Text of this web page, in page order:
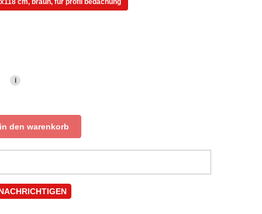
cm, braun, für profil bedachung
i
in den warenkorb